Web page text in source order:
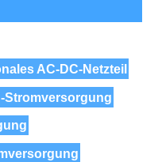
AC-DC-Netzteil
Stromversorgung